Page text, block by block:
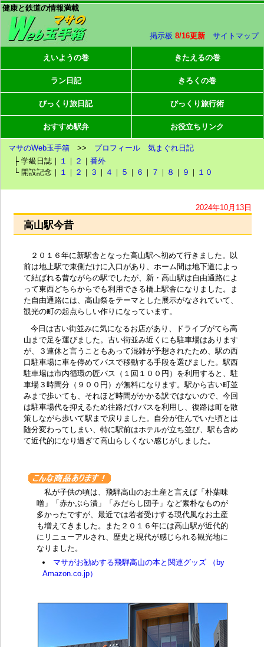
健康と鉄道の情報満載
掲示板 8/16更新 サイトマップ
えいようの巻 きたえるの巻
ラン日記 きろくの巻
びっくり旅日記 びっくり旅行術
おすすめ駅弁 お役立ちリンク
マサのWeb玉手箱 >> プロフィール
気まぐれ日記
├ 学級日誌｜ １ ｜ ２ ｜番外
└ 開設記念｜ １ ｜ ２ ｜ ３ ｜ ４ ｜ ５ ｜ ６ ｜ ７ ｜ ８ ｜ ９ ｜ １０
2024年10月13日
高山駅今昔
２０１６年に新駅舎となった高山駅へ初めて行きました。以
前は地上駅で東側だけに入口があり、ホーム間は地下道によっ
て結ばれる昔ながらの駅でしたが、新・高山駅は自由通路によ
って東西どちらからでも利用できる橋上駅舎になりました。ま
た自由通路には、高山祭をテーマとした展示がなされていて、
観光の町の起点らしい作りになっています。
今日は古い街並みに気になるお店があり、ドライブがてら高
山まで足を運びました。古い街並み近くにも駐車場はあります
が、３連休と言うこともあって混雑が予想されたため、駅の西
口駐車場に車を停めてバスで移動する手段を選びました。駅西
駐車場は市内循環の匠バス（１回１００円）を利用すると、駐
車場３時間分（９００円）が無料になります。駅から古い町並
みまで歩いても、それほど時間がかかる訳ではないので、今回
は駐車場代を抑えるため往路だけバスを利用し、復路は町を散
策しながら歩いて駅まで戻りました。自分が住んでいた頃とは
随分変わってしまい、特に駅前はホテルが立ち並び、駅も含め
て近代的になり過ぎて高山らしくない感じがしました。
私が子供の頃は、飛騨高山のお土産と言えば「朴葉味
噌」「赤かぶら漬」「みだらし団子」など素朴なものが
多かったですが、最近では若者受けする現代風なお土産
も増えてきました。また２０１６年には高山駅が近代的
にリニューアルされ、歴史と現代が感じられる観光地に
なりました。
マサがお勧めする飛騨高山の本と関連グッズ （by
Amazon.co.jp）